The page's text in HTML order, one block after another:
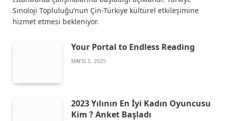
Sinoloji Topluluğu’nun Çin-Türkiye kültürel etkileşimine
hizmet etmesi bekleniyor.
Your Portal to Endless Reading
MAYIS 3, 2025
2023 Yılının En İyi Kadın Oyuncusu
Kim ? Anket Başladı